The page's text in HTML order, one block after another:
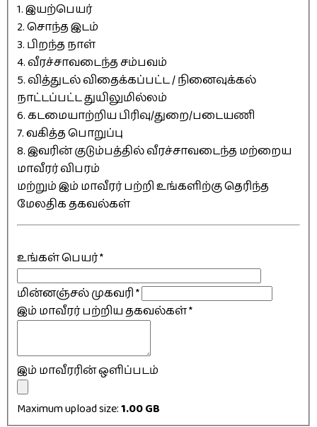
1. இயற்பெயர்
2. சொந்த இடம்
3. பிறந்த நாள்
4. வீரச்சாவடைந்த சம்பவம்
5. வித்துடல் விதைக்கப்பட்ட / நினைவுக்கல்
நாட்டப்பட்ட துயிலுமில்லம்
6. கடமையாற்றிய பிரிவு/துறை/படையணி
7. வகித்த பொறுப்பு
8. இவரின் குடும்பத்தில் வீரச்சாவடைந்த மற்றைய
மாவீரர் விபரம்
மற்றும் இம் மாவீரர் பற்றி உங்களிற்கு தெரிந்த
மேலதிக தகவல்கள்
உங்கள் பெயர்*
மின்னஞ்சல் முகவரி*
இம் மாவீரர் பற்றிய தகவல்கள்*
இம் மாவீரரின் ஒளிப்படம்
Maximum upload size:1.00 GB